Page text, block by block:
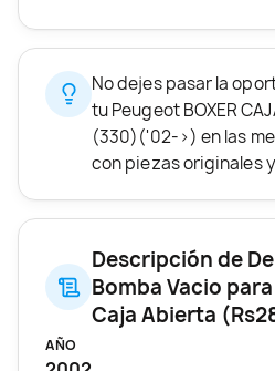
No dejes pasar la
tu Peugeot BOXER
(330)('02->) en las
con piezas originales
Descripción de
Bomba Vacio
Caja Abierta
AÑO